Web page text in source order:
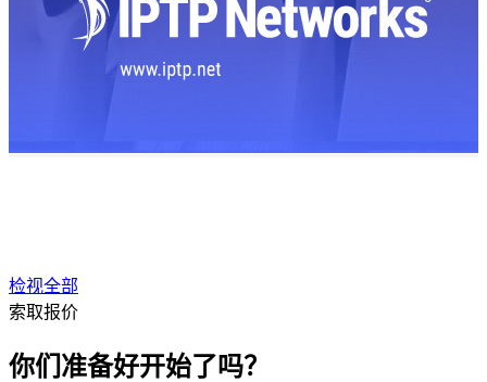
检视全部
索取报价
你们准备好开始了吗？